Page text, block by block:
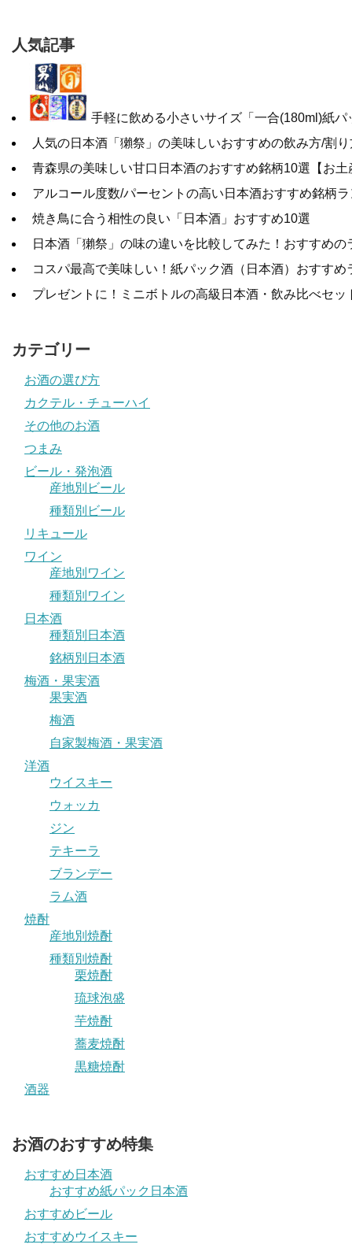
人気記事
手軽に飲める小さいサイズ「一合(180ml)紙
人気の日本酒「獺祭」の美味しいおすすめの飲み方/割
青森県の美味しい甘口日本酒のおすすめ銘柄10選【お土
アルコール度数/パーセントの高い日本酒おすすめ銘柄
焼き鳥に合う相性の良い「日本酒」おすすめ10選
日本酒「獺祭」の味の違いを比較してみた！おすすめの
コスパ最高で美味しい！紙パック酒（日本酒）おすすめ
プレゼントに！ミニボトルの高級日本酒・飲み比べセッ
カテゴリー
お酒の選び方
カクテル・チューハイ
その他のお酒
つまみ
ビール・発泡酒
産地別ビール
種類別ビール
リキュール
ワイン
産地別ワイン
種類別ワイン
日本酒
種類別日本酒
銘柄別日本酒
梅酒・果実酒
果実酒
梅酒
自家製梅酒・果実酒
洋酒
ウイスキー
ウォッカ
ジン
テキーラ
ブランデー
ラム酒
焼酎
産地別焼酎
種類別焼酎
栗焼酎
琉球泡盛
芋焼酎
蕎麦焼酎
黒糖焼酎
酒器
お酒のおすすめ特集
おすすめ日本酒
おすすめ紙パック日本酒
おすすめビール
おすすめウイスキー